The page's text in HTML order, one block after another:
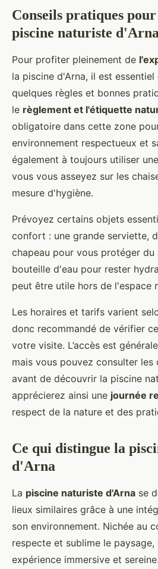
Conseils pratiques
piscine naturiste d'Arna
Pour profiter pleinement de
la piscine d'Arna, il est
quelques règles et bonnes
le règlement et l'étiquette
obligatoire dans cette zone
environnement respectueux et
également à toujours utiliser
vous vous asseyez sur les
mesure d'hygiène.
Prévoyez certains objets
confort : une grande serviette,
chapeau pour vous protéger du
bouteille d'eau pour rester
peut être utile hors de l'espace
Les horaires et tarifs varient
donc recommandé de vérifier
votre visite. L’accès est
mais vous pouvez consulter les
avant de découvrir la piscine
apprécierez ainsi une journée
respect de la nature et des
Ce qui distingue la
d'Arna
La piscine naturiste d'Arna se
lieux similaires grâce à une
son environnement. Nichée au
respecte et sublime le
expérience immersive et